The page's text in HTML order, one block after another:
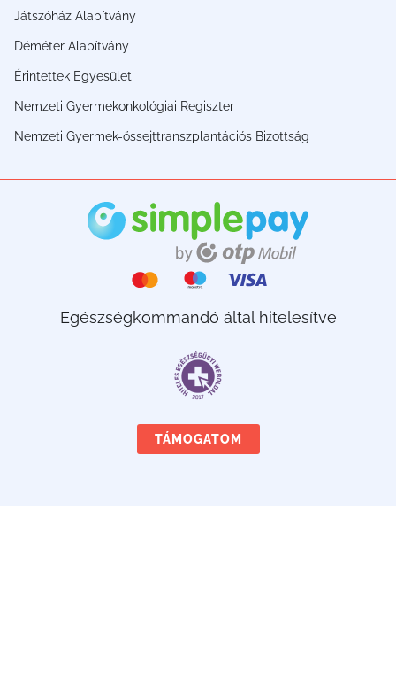
Játszóház Alapítvány
Déméter Alapítvány
Érintettek Egyesület
Nemzeti Gyermekonkológiai Regiszter
Nemzeti Gyermek-őssejttranszplantációs Bizottság
Egészségkommandó által hitelesítve
TÁMOGATOM